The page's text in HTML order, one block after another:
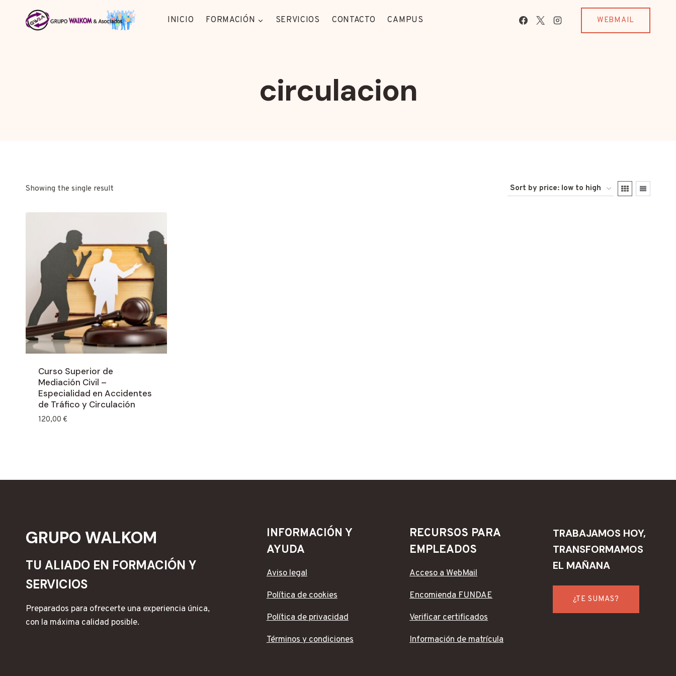
contenido
INICIO FORMACIÓN SERVICIOS CONTACTO CAMPUS WEBMAIL
circulacion
Showing the single result
Curso Superior de
Mediación Civil –
Especialidad en Accidentes
de Tráfico y Circulación
120,00 €
GRUPO WALKOM
TU ALIADO EN FORMACIÓN Y
SERVICIOS
Preparados para ofrecerte una experiencia única,
con la máxima calidad posible.
INFORMACIÓN Y
AYUDA
Aviso legal
Política de cookies
Política de privacidad
Términos y condiciones
RECURSOS PARA
EMPLEADOS
Acceso a WebMail
Encomienda FUNDAE
Verificar certificados
Información de matrícula
TRABAJAMOS HOY,
TRANSFORMAMOS
EL MAÑANA
¿TE SUMAS?